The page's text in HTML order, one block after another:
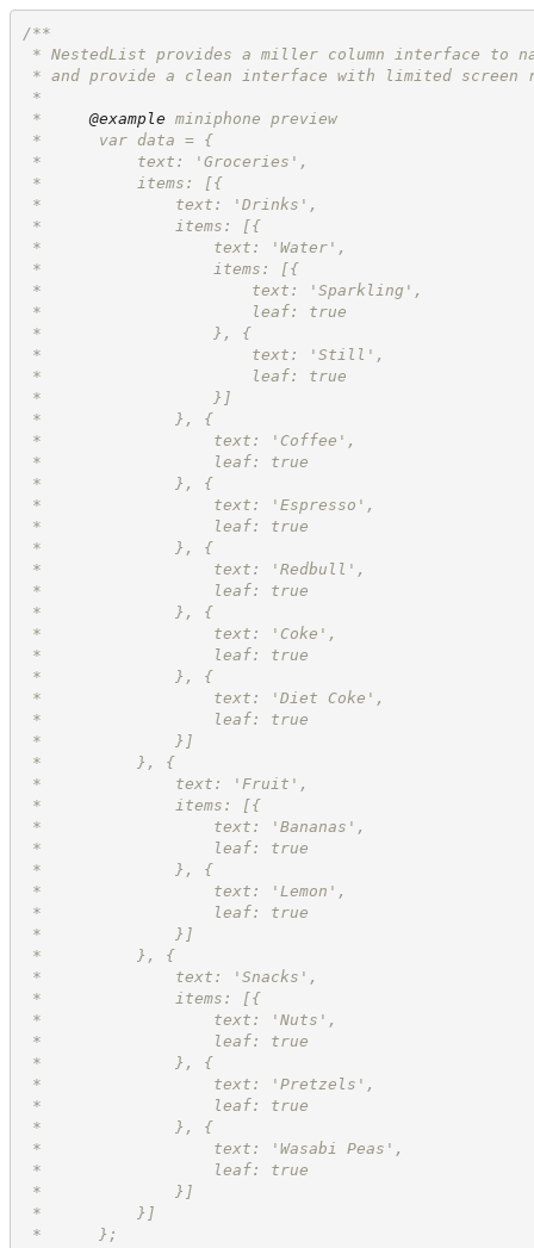
/**
* NestedList provides a miller column interface to
* and provide a clean interface with limited screen
*
* @example miniphone preview
*      var data = {
*          text: 'Groceries',
*          items: [{
*              text: 'Drinks',
*              items: [{
*                  text: 'Water',
*                  items: [{
*                      text: 'Sparkling',
*                      leaf: true
*                  }, {
*                      text: 'Still',
*                      leaf: true
*                  }]
*              }, {
*                  text: 'Coffee',
*                  leaf: true
*              }, {
*                  text: 'Espresso',
*                  leaf: true
*              }, {
*                  text: 'Redbull',
*                  leaf: true
*              }, {
*                  text: 'Coke',
*                  leaf: true
*              }, {
*                  text: 'Diet Coke',
*                  leaf: true
*              }]
*          }, {
*              text: 'Fruit',
*              items: [{
*                  text: 'Bananas',
*                  leaf: true
*              }, {
*                  text: 'Lemon',
*                  leaf: true
*              }]
*          }, {
*              text: 'Snacks',
*              items: [{
*                  text: 'Nuts',
*                  leaf: true
*              }, {
*                  text: 'Pretzels',
*                  leaf: true
*              }, {
*                  text: 'Wasabi Peas',
*                  leaf: true
*              }]
*          }]
*      };